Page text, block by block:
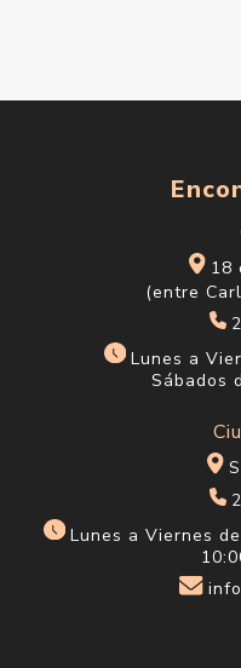
18
(entre
Lunes a
Sábados
Lunes a Viernes